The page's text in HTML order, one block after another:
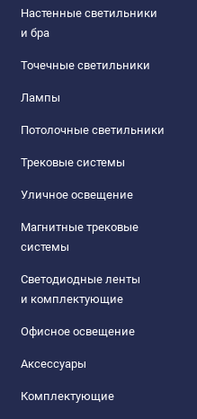
Настенные светильники
и бра
Точечные светильники
Лампы
Потолочные светильники
Трековые системы
Уличное освещение
Магнитные трековые
системы
Светодиодные ленты
и комплектующие
Офисное освещение
Аксессуары
Комплектующие